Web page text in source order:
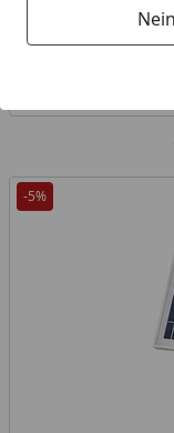
Kategorien
-5%